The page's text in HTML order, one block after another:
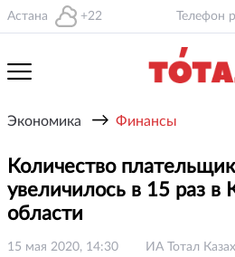
Астана +22 Телефон
Экономика → Финансы
Количество
увеличилось в 15 раз в
области
15 мая 2020, 14:30 ИА Тотал